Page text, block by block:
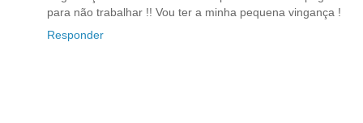
para não trabalhar !! Vou ter a minha pequena vingança !
Responder